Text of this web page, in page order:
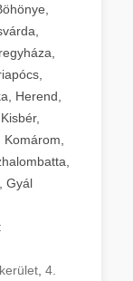
Herend,
Gyál
, 4.